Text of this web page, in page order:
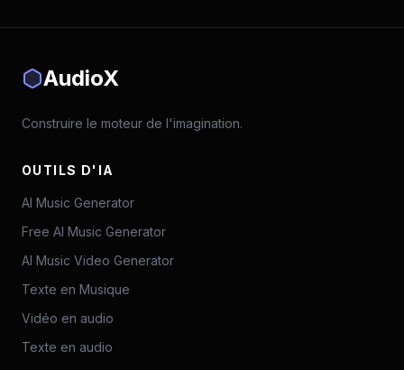
AudioX
Construire le moteur de l'imagination.
OUTILS D'IA
AI Music Generator
Free AI Music Generator
AI Music Video Generator
Texte en Musique
Vidéo en audio
Texte en audio